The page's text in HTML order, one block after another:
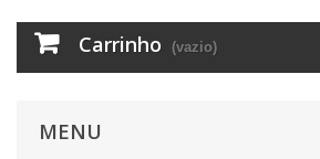
Carrinho (vazio)
MENU